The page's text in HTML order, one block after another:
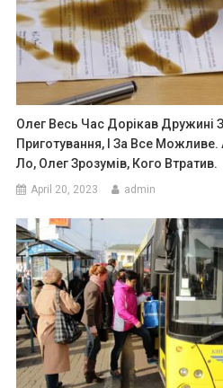
Олег Весь Час Дорікав Дружині
Приготування, І За Все
Ло, Олег Зрозумів, Кого Втратив.
April 20, 2023 admin